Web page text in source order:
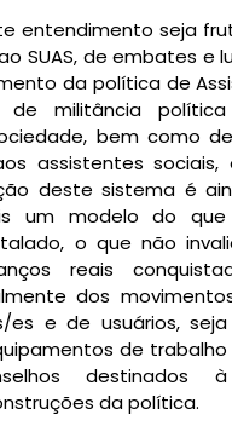
entendimento seja
SUAS, de embates e
da política de
militância política
bem como
assistentes sociais,
deste sistema é
um modelo do
o que não
reais
dos
es e de usuários,
de trabalho
destinados à
da política.